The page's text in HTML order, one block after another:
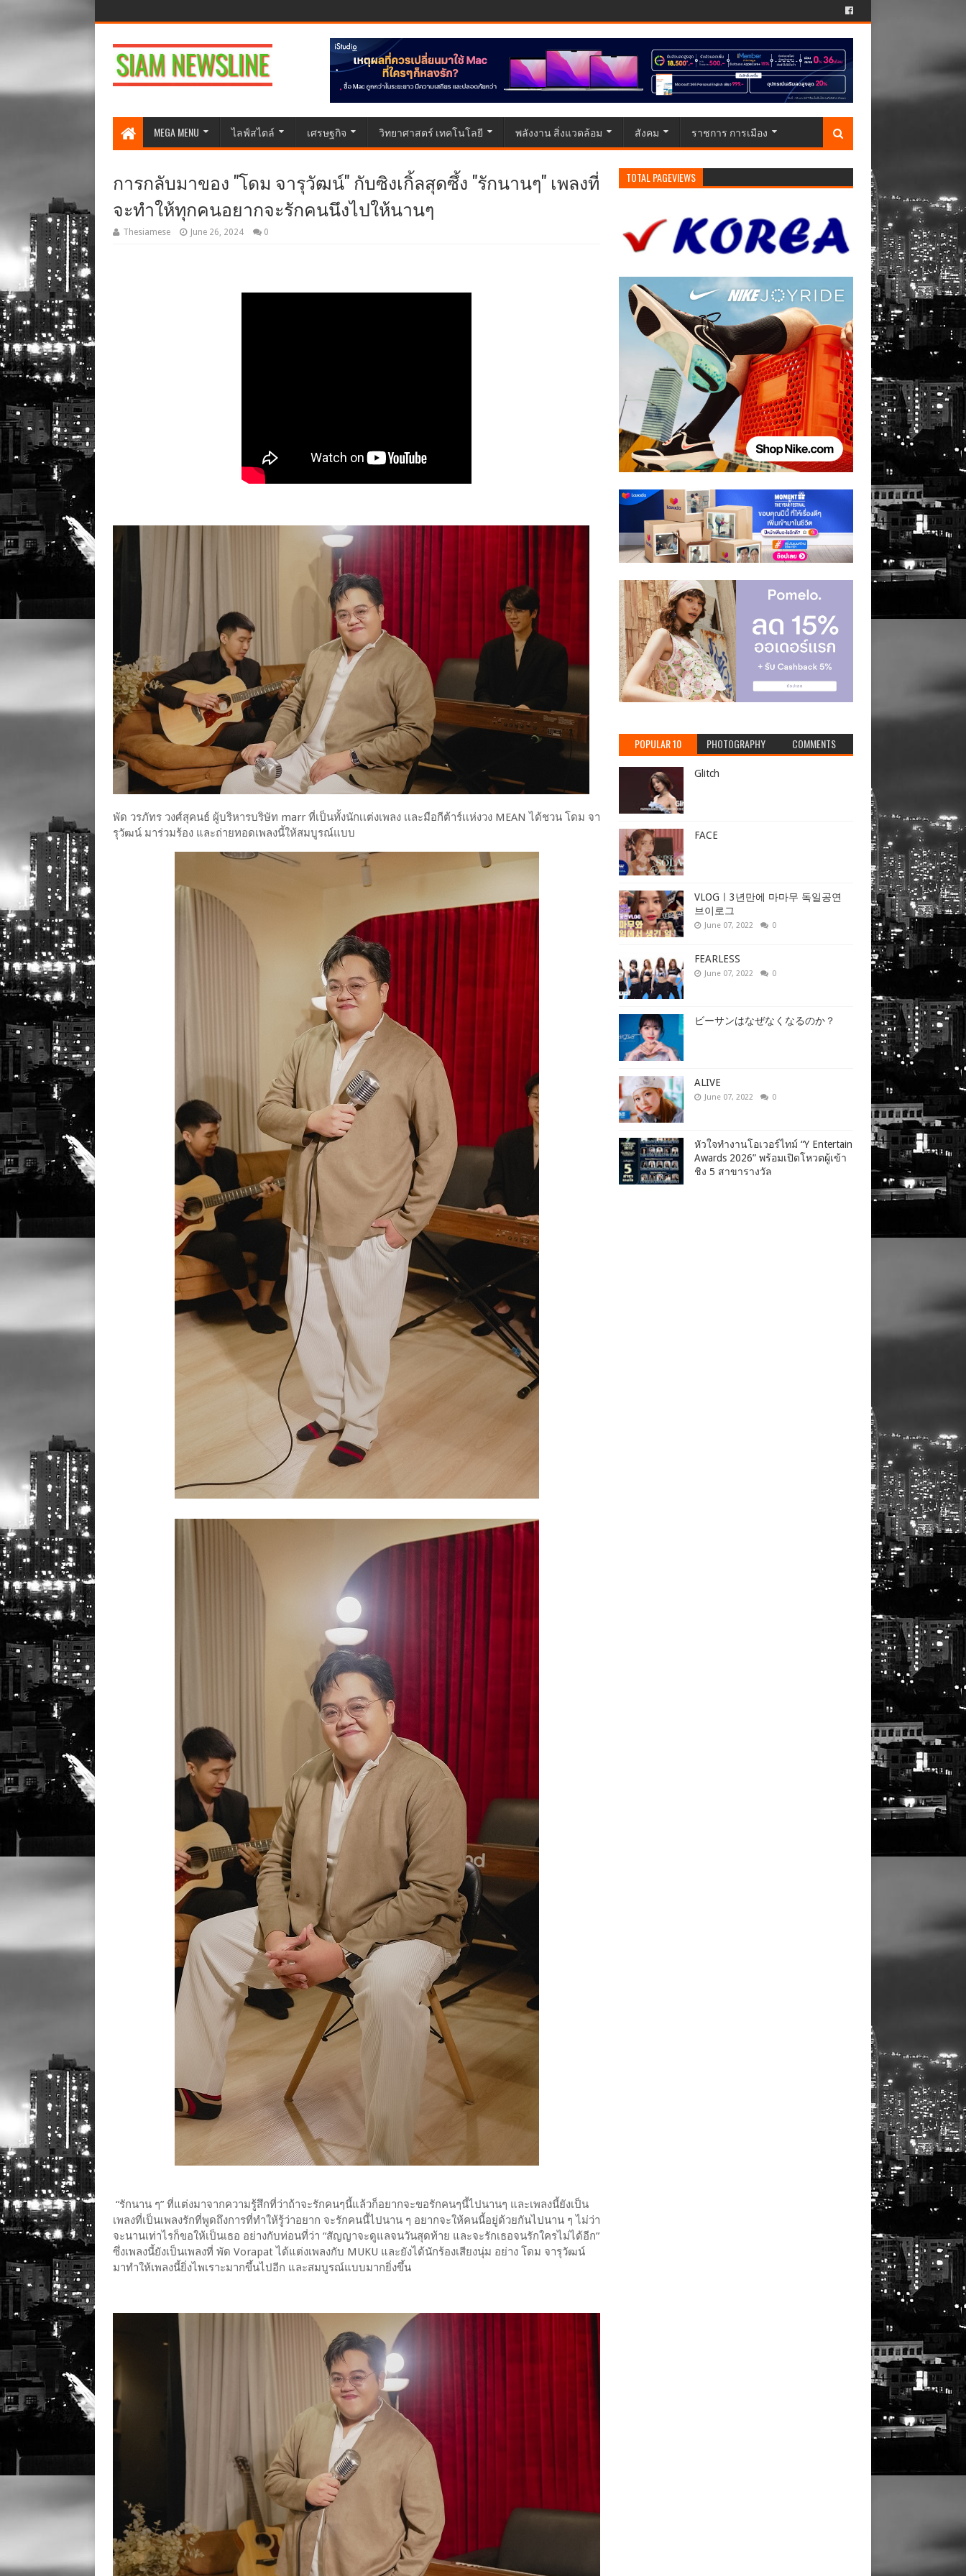
MEGA MENU ไลฟ์สไตล์ เศรษฐกิจ วิทยาศาสตร์ เทคโนโลยี พลังงาน สิ่งแวดล้อม สังคม ราชการ การเมือง
การกลับมาของ "โดม จารุวัฒน์" กับซิงเกิ้ลสุดซึ้ง "รักนานๆ" เพลงที่
จะทำให้ทุกคนอยากจะรักคนนึงไปให้นานๆ
Thesiamese June 26, 2024 0
พัด วรภัทร วงศ์สุคนธ์ ผู้บริหารบริษัท marr ที่เป็นทั้งนักเเต่งเพลง เเละมือกีต้าร์เเห่งวง MEAN ได้ชวน โดม จา
รุวัฒน์ มาร่วมร้อง และถ่ายทอดเพลงนี้ให้สมบูรณ์แบบ
“รักนาน ๆ” ที่แต่งมาจากความรู้สึกที่ว่าถ้าจะรักคนๆนี้แล้วก็อยากจะขอรักคนๆนี้ไปนานๆ และเพลงนี้ยังเป็น
เพลงที่เป็นเพลงรักที่พูดถึงการที่ทําให้รู้ว่าอยาก จะรักคนนี้ไปนาน ๆ อยากจะให้คนนี้อยู่ด้วยกันไปนาน ๆ ไม่ว่า
จะนานเท่าไรก็ขอให้เป็นเธอ อย่างกับท่อนที่ว่า “สัญญาจะดูแลจนวันสุดท้าย และจะรักเธอจนรักใครไม่ได้อีก”
ซึ่งเพลงนี้ยังเป็นเพลงที่ พัด Vorapat ได้แต่งเพลงกับ MUKU และยังได้นักร้องเสียงนุ่ม อย่าง โดม จารุวัฒน์
มาทำให้เพลงนี้ยิ่งไพเราะมากขึ้นไปอีก และสมบูรณ์แบบมากยิ่งขึ้น
TOTAL PAGEVIEWS
POPULAR 10 PHOTOGRAPHY COMMENTS
Glitch
FACE
VLOGㅣ3년만에 마마무 독일공연
브이로그
June 07, 2022 0
FEARLESS
June 07, 2022 0
ビーサンはなぜなくなるのか？
ALIVE
June 07, 2022 0
หัวใจทำงานโอเวอร์ไทม์ “Y Entertain
Awards 2026” พร้อมเปิดโหวตผู้เข้า
ชิง 5 สาขารางวัล